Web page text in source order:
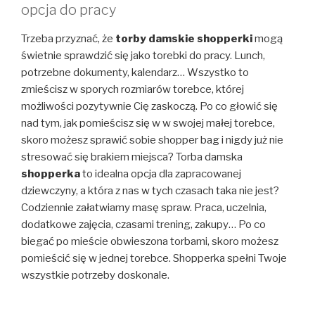
opcja do pracy
Trzeba przyznać, że torby damskie shopperkimogą
świetnie sprawdzić się jako torebki do pracy. Lunch,
potrzebne dokumenty, kalendarz… Wszystko to
zmieścisz w sporych rozmiarów torebce, której
możliwości pozytywnie Cię zaskoczą. Po co głowić się
nad tym, jak pomieścisz się w w swojej małej torebce,
skoro możesz sprawić sobie shopper bag i nigdy już nie
stresować się brakiem miejsca? Torba damska
shopperkato idealna opcja dla zapracowanej
dziewczyny, a która z nas w tych czasach taka nie jest?
Codziennie załatwiamy masę spraw. Praca, uczelnia,
dodatkowe zajęcia, czasami trening, zakupy… Po co
biegać po mieście obwieszona torbami, skoro możesz
pomieścić się w jednej torebce. Shopperka spełni Twoje
wszystkie potrzeby doskonale.